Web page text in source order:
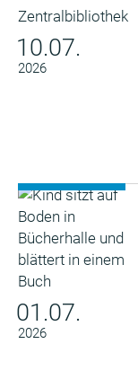
10.07.
2026
01.07.
2026